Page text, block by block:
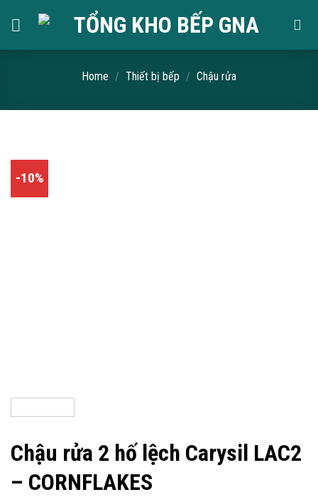
Home / Thiết bị bếp / Chậu rửa
-10%
Chậu rửa 2 hố lệch Carysil LAC2
– CORNFLAKES